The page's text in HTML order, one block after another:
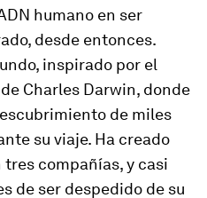
humano en ser
desde entonces.
inspirado por el
Charles Darwin, donde
de miles
su viaje. Ha creado
compañías, y casi
de ser despedido de su